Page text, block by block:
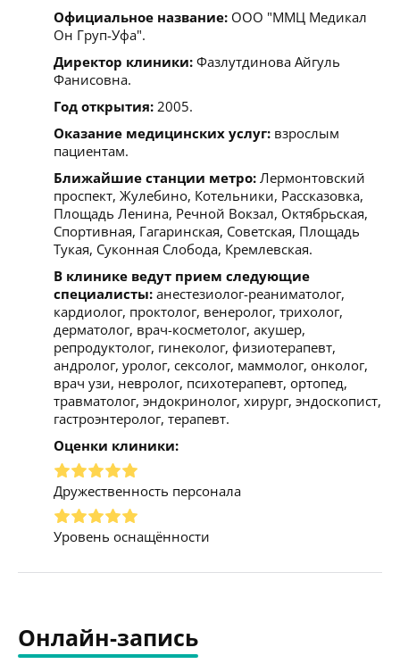
Официальное название: ООО "ММЦ Медикал
Он Груп-Уфа".
Директор клиники: Фазлутдинова Айгуль
Фанисовна.
Год открытия: 2005.
Оказание медицинских услуг: взрослым
пациентам.
Ближайшие станции метро: Лермонтовский
проспект, Жулебино, Котельники, Рассказовка,
Площадь Ленина, Речной Вокзал, Октябрьская,
Спортивная, Гагаринская, Советская, Площадь
Тукая, Суконная Слобода, Кремлевская.
В клинике ведут прием следующие
специалисты: анестезиолог-реаниматолог,
кардиолог, проктолог, венеролог, трихолог,
дерматолог, врач-косметолог, акушер,
репродуктолог, гинеколог, физиотерапевт,
андролог, уролог, сексолог, маммолог, онколог,
врач узи, невролог, психотерапевт, ортопед,
травматолог, эндокринолог, хирург, эндоскопист,
гастроэнтеролог, терапевт.
Оценки клиники:
Дружественность персонала
Уровень оснащённости
Онлайн-запись